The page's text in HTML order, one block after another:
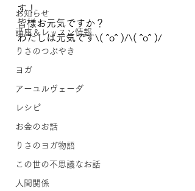
お知らせ
講座＆レッスン情報
りさのつぶやき
ヨガ
アーユルヴェーダ
レシピ
お金のお話
りさのヨガ物語
この世の不思議なお話
人間関係
す！
皆様お元気ですか？
わたしは元気です\( ˆoˆ )/\( ˆoˆ )/